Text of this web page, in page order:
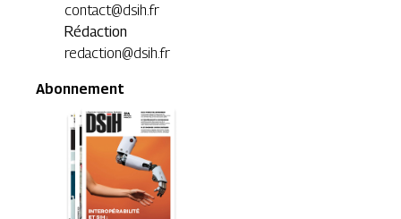
contact@dsih.fr
Rédaction
redaction@dsih.fr
Abonnement